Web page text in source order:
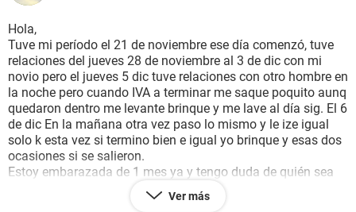
BIENESTAR
SEXUALIDAD
GLOSARIO
Hola,
Tuve mi período el 21 de noviembre ese día comenzó, tuve
relaciones del jueves 28 de noviembre al 3 de dic con mi
novio pero el jueves 5 dic tuve relaciones con otro hombre en
la noche pero cuando IVA a terminar me saque poquito aunq
quedaron dentro me levante brinque y me lave al día sig. El 6
de dic En la mañana otra vez paso lo mismo y le ize igual
solo k esta vez si termino bien e igual yo brinque y esas dos
ocasiones si se salieron.
Estoy embarazada de 1 mes ya y tengo duda de quién sea
aunq con mi novio si fue todo dentro y con el otro no tengo
dudas pues andaba en mis días fertiles.
Ver más